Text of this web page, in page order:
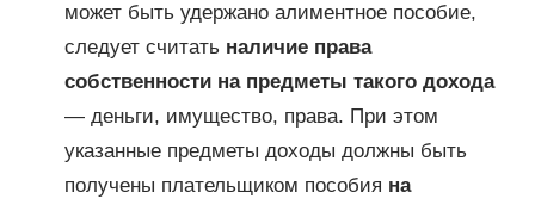
может быть удержано алиментное пособие,
следует считать наличие права
собственности на предметы такого дохода
— деньги, имущество, права. При этом
указанные предметы доходы должны быть
получены плательщиком пособия на